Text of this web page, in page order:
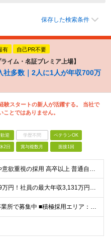
保存した検索条件
有 自己PR不要
イム・名証プレミア上場】
多数｜2人に1人が年収700万
験スタートの新人が活躍する。 当社で
ことではありません。
迎 学歴不問 ベテランOK
2日 賞与複数月 面接1回
◎100％人物や意欲重視の採用 高卒以上 普通自動車第一種運転免許取得者（AT限定可） ★職歴は全く問いません！ 前向きにコツコツと向き合える方であれば結果がついてくるお仕事です。 現職・無職、正社
＼平均年収819万円！社員の最大年収3,131万円／ ＼2人に1人が年収700万円以上／ ＼5人に1人が年収1,000万円以上！／ 固定給だけで、年収524万円も可能！ インセンティブだけでなく固定給
■全国各地の事業所で募集中 ■積極採用エリア：東京・神奈川・埼玉・千葉・愛知 ※希望の勤務地で働ける！通勤可能な事業所を選定していきます ※地元に戻って働きたいUターン希望者も歓迎します！ ※社用車を